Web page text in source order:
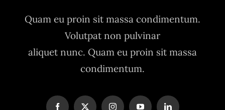
Quam eu proin sit massa condimentum.
Volutpat non pulvinar
aliquet nunc. Quam eu proin sit massa
condimentum.